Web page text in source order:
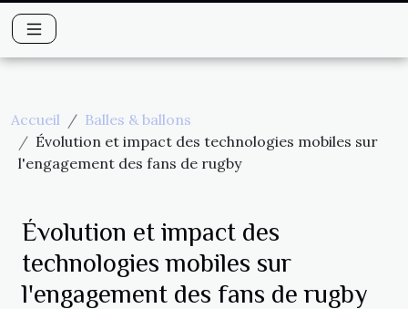
Accueil
Balles & ballons
Évolution et impact des technologies mobiles sur
l'engagement des fans de rugby
Évolution et impact des
technologies mobiles sur
l'engagement des fans de rugby